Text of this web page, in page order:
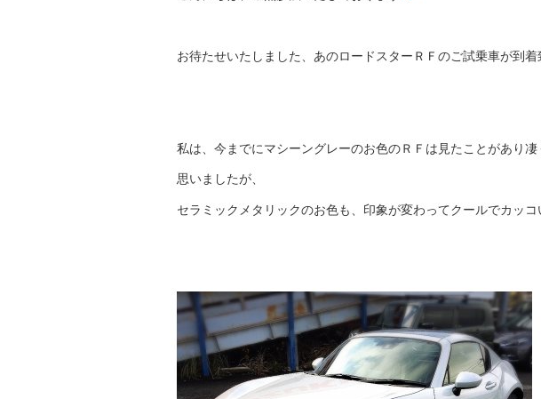
お待たせいたしました、あのロードスターＲＦのご試乗車が到着
私は、今までにマシーングレーのお色のＲＦは見たことがあり凄
思いましたが、
セラミックメタリックのお色も、印象が変わってクールでカッコ